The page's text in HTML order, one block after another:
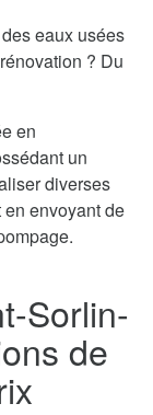
eaux usées
? Du
en
un
diverses
envoyant de
Sorlin-
de